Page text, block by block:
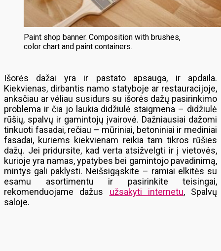
Paint shop banner. Composition with brushes,
color chart and paint containers.
Išorės dažai yra ir pastato apsauga, ir apdaila.
Kiekvienas, dirbantis namo statyboje ar restauracijoje,
anksčiau ar vėliau susidurs su išorės dažų pasirinkimo
problema ir čia jo laukia didžiulė staigmena – didžiulė
rūšių, spalvų ir gamintojų įvairovė. Dažniausiai dažomi
tinkuoti fasadai, rečiau – mūriniai, betoniniai ir mediniai
fasadai, kuriems kiekvienam reikia tam tikros rūšies
dažų. Jei pridursite, kad verta atsižvelgti ir į vietovės,
kurioje yra namas, ypatybes bei gamintojo pavadinimą,
mintys gali paklysti. Neišsigąskite – ramiai elkitės su
esamu asortimentu ir pasirinkite teisingai,
rekomenduojame dažus užsakyti internetu, Spalvų
saloje.